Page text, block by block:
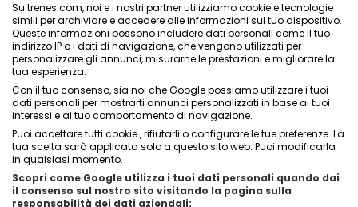
Informativa sulla privacy
Condizioni generali
Politica sui cookies
Politica di sicurezza
Contatti
Chi siamo ixigo
Su trenes.com, noi e i nostri partner utilizziamo cookie e tecnologie
simili per archiviare e accedere alle informazioni sul tuo dispositivo.
Queste informazioni possono includere dati personali come il tuo
indirizzo IP o i dati di navigazione, che vengono utilizzati per
personalizzare gli annunci, misurarne le prestazioni e migliorare la
tua esperienza.
Con il tuo consenso, sia noi che Google possiamo utilizzare i tuoi
dati personali per mostrarti annunci personalizzati in base ai tuoi
interessi e al tuo comportamento di navigazione.
Puoi accettare tutti cookie , rifiutarli o configurare le tue preferenze. La
tua scelta sarà applicata solo a questo sito web. Puoi modificarla
in qualsiasi momento.
Scopri come Google utilizza i tuoi dati personali quando dai
il consenso sul nostro sito visitando la pagina sulla
responsabilità dei dati aziendali: